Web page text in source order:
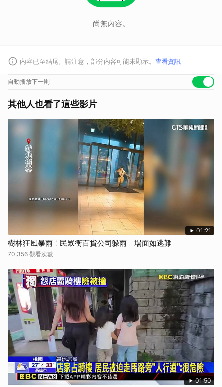
尚無內容。
內容已至結尾。請注意，部分內容可能未顯示。 查看資訊
自動播放下一則
其他人也看了這些影片
01:21
樹林狂風暴雨！民眾衝百貨公司躲雨 場面如逃難
70,356 觀看次數
01:50